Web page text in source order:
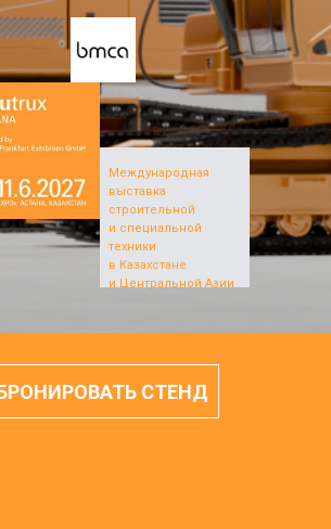
Международная
выставка
строительной
и специальной
техники
в Казахстане
и Центральной Азии
СТЕНД